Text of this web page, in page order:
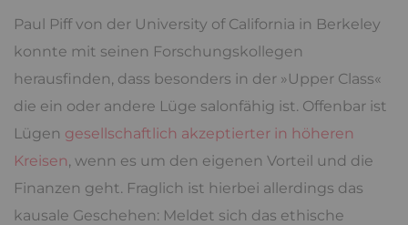
Paul Piff von der University of California in Berkeley
konnte mit seinen Forschungskollegen
herausfinden, dass besonders in der »Upper Class«
die ein oder andere Lüge salonfähig ist. Offenbar ist
Lügen gesellschaftlich akzeptierter in höheren
Kreisen, wenn es um den eigenen Vorteil und die
Finanzen geht. Fraglich ist hierbei allerdings das
kausale Geschehen: Meldet sich das ethische